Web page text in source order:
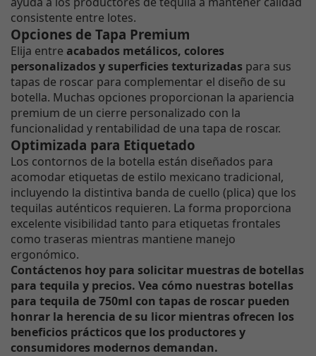
consistente entre lotes.
Opciones de Tapa Premium
Elija entre acabados metálicos, colores
personalizados y superficies texturizadas para sus
tapas de roscar para complementar el diseño de su
botella. Muchas opciones proporcionan la apariencia
premium de un cierre personalizado con la
funcionalidad y rentabilidad de una tapa de roscar.
Optimizada para Etiquetado
Los contornos de la botella están diseñados para
acomodar etiquetas de estilo mexicano tradicional,
incluyendo la distintiva banda de cuello (plica) que los
tequilas auténticos requieren. La forma proporciona
excelente visibilidad tanto para etiquetas frontales
como traseras mientras mantiene manejo
ergonómico.
Contáctenos hoy para solicitar muestras de botellas
para tequila y precios. Vea cómo nuestras botellas
para tequila de 750ml con tapas de roscar pueden
honrar la herencia de su licor mientras ofrecen los
beneficios prácticos que los productores y
consumidores modernos demandan.